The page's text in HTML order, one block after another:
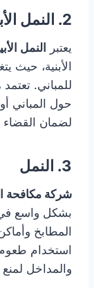
2. النمل الأبيض (الرمة)
يعتبر النمل
الأبنية، حيث
للمباني.
حول المباني
لضمان القضاء
3. النمل
شركة مكافحة
بشكل واسع في
المطابخ
استخدام طعوم
والمداخل